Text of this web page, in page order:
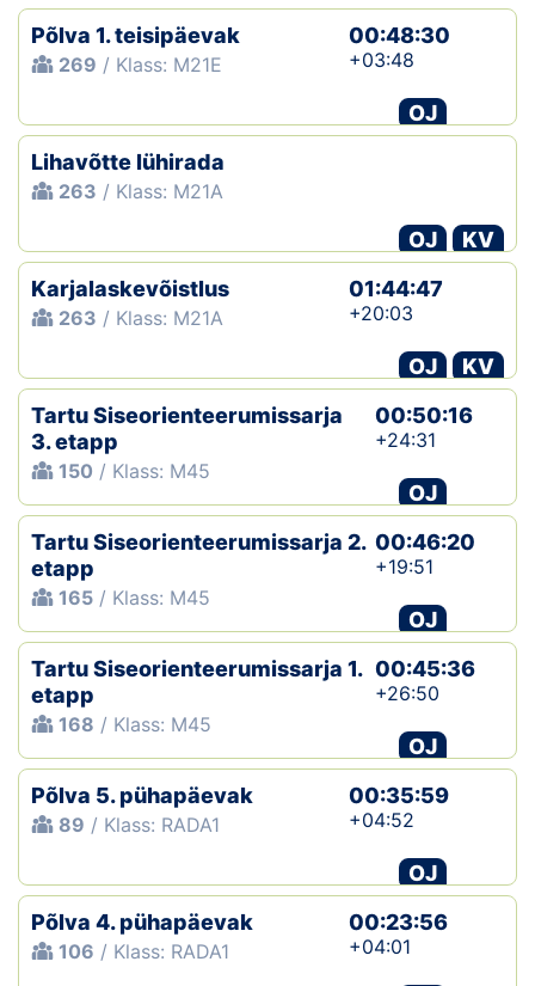
Põlva 1. teisipäevak
269 / Klass: M21E
00:48:30
+03:48
OJ
Lihavõtte lühirada
263 / Klass: M21A
OJ
KV
Karjalaskevõistlus
263 / Klass: M21A
01:44:47
+20:03
OJ
KV
Tartu Siseorienteerumissarja
3. etapp
150 / Klass: M45
00:50:16
+24:31
OJ
Tartu Siseorienteerumissarja 2.
etapp
165 / Klass: M45
00:46:20
+19:51
OJ
Tartu Siseorienteerumissarja 1.
etapp
168 / Klass: M45
00:45:36
+26:50
OJ
Põlva 5. pühapäevak
89 / Klass: RADA1
00:35:59
+04:52
OJ
Põlva 4. pühapäevak
106 / Klass: RADA1
00:23:56
+04:01